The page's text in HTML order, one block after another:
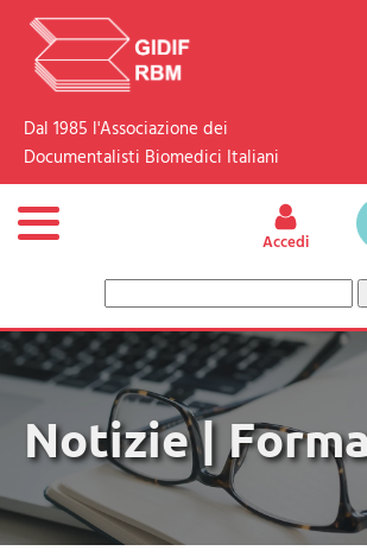
Dal 1985 l'Associazione dei
Documentalisti Biomedici Italiani
Accedi
per:
Notizie |